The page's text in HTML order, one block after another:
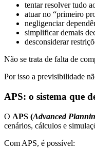
tentar resolver tudo
atuar no “primeiro
negligenciar
simplificar demais
desconsiderar
Não se trata de falta de
Por isso a previsibilidade
APS: o sistema que
O APS (Advanced
cenários, cálculos e
Com APS, é possível: